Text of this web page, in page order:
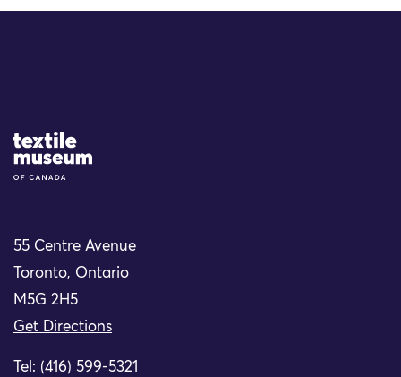
Site Logo
55 Centre Avenue
Toronto, Ontario
M5G 2H5
Get Directions
Tel: (416) 599-5321